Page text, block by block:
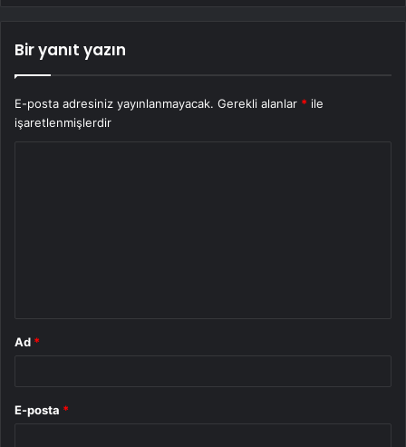
Bir yanıt yazın
E-posta adresiniz yayınlanmayacak. Gerekli alanlar * ile
işaretlenmişlerdir
Ad *
E-posta *